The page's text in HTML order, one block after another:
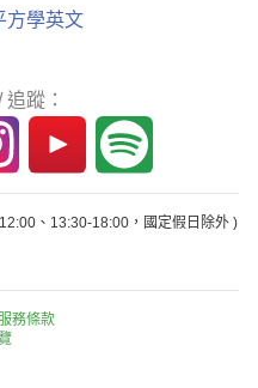
方學英文
蹤：
、13:30-18:00，國定假日除外 )
務條款